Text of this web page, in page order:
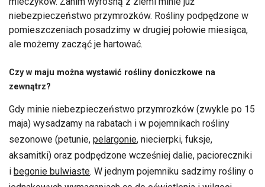
niebezpieczeństwo przymrozków. Rośliny podpędzone w
pomieszczeniach posadzimy w drugiej połowie miesiąca,
ale możemy zacząć je hartować.
Czy w maju można wystawić rośliny doniczkowe na
zewnątrz?
Gdy minie niebezpieczeństwo przymrozków (zwykle po 15
maja) wysadzamy na rabatach i w pojemnikach rośliny
sezonowe (petunie, pelargonie, niecierpki, fuksje,
aksamitki) oraz podpędzone wcześniej dalie, pacioreczniki
i begonie bulwiaste. W jednym pojemniku sadzimy rośliny o